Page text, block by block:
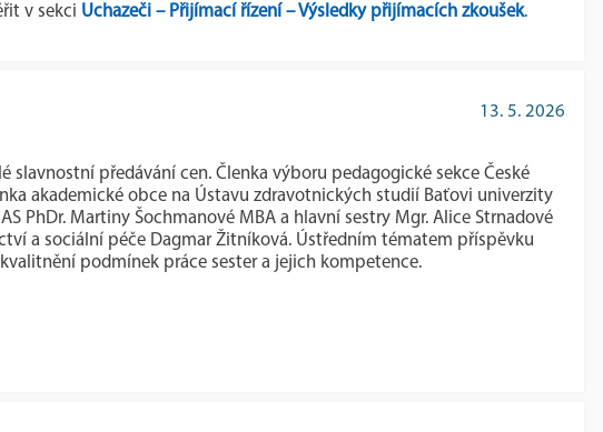
v sekci Uchazeči – Přijímací řízení – Výsledky přijímacích zkoušek.
13. 5. 2026
slavnostní předávání cen. Členka výboru pedagogické sekce České
akademické obce na Ústavu zdravotnických studií Baťovi univerzity
PhDr. Martiny Šochmanové MBA a hlavní sestry Mgr. Alice Strnadové
a sociální péče Dagmar Žitníková. Ústředním tématem příspěvku
podmínek práce sester a jejich kompetence.